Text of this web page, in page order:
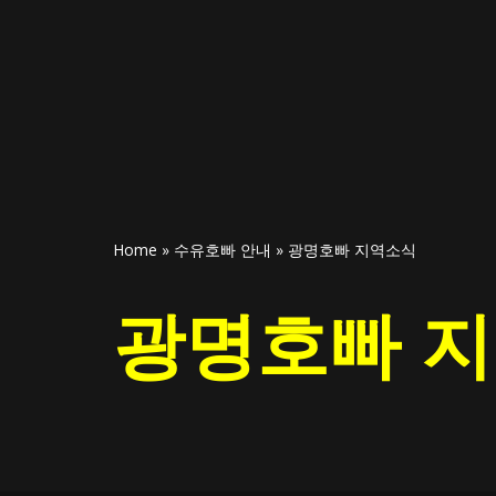
Home » 수유호빠 안내 » 광명호빠 지역소식
광명호빠